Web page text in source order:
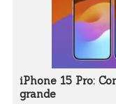
iPhone 15 Pro:
grande